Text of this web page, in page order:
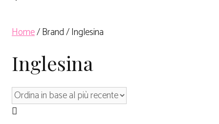
Home/ Brand / Inglesina
Inglesina